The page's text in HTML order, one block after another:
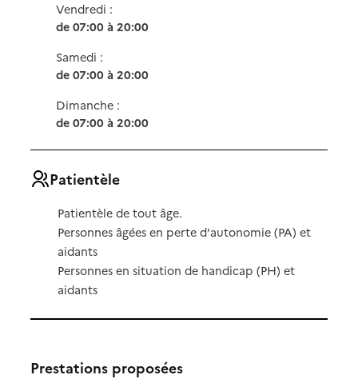
Vendredi :
de 07:00 à 20:00
Samedi :
de 07:00 à 20:00
Dimanche :
de 07:00 à 20:00
Patientèle
Patientèle de tout âge.
Personnes âgées en perte d'autonomie (PA) et
aidants
Personnes en situation de handicap (PH) et
aidants
Prestations proposées